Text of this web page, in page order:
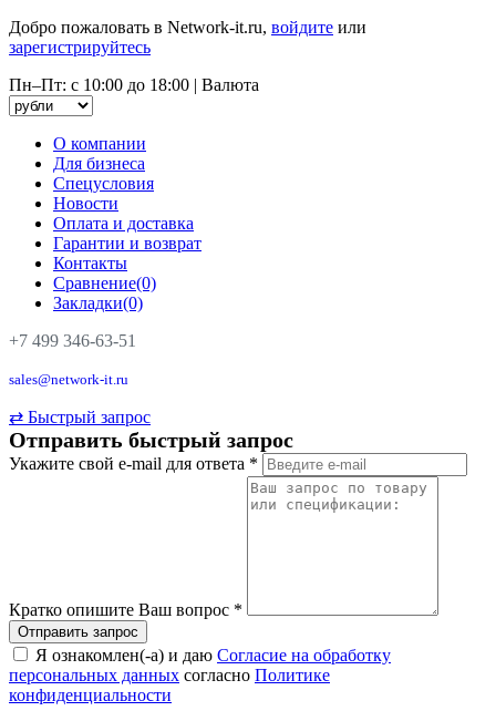
Добро пожаловать в Network-it.ru, войдите или
зарегистрируйтесь
Пн–Пт: с 10:00 до 18:00 | Валюта
О компании
Для бизнеса
Спецусловия
Новости
Оплата и доставка
Гарантии и возврат
Контакты
Сравнение(0)
Закладки(0)
+7 499 346-63-51
sales@network-it.ru
⇄ Быстрый запрос
Отправить быстрый запрос
Укажите свой e-mail для ответа *
Кратко опишите Ваш вопрос *
Я ознакомлен(-а) и даю Согласие на обработку
персональных данных согласно Политике
конфиденциальности